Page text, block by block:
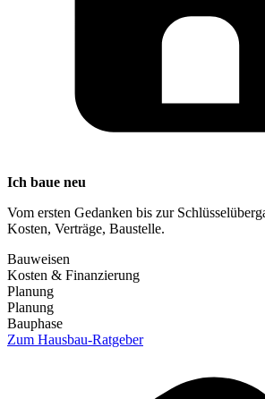
Ich baue neu
Vom ersten Gedanken bis zur
Kosten, Verträge, Baustelle.
Bauweisen
Kosten & Finanzierung
Planung
Planung
Bauphase
Zum Hausbau-Ratgeber